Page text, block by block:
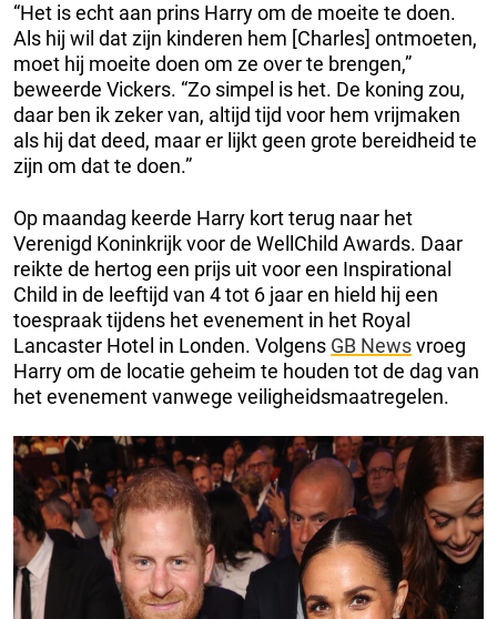
“Het is echt aan prins Harry om de moeite te doen.
Als hij wil dat zijn kinderen hem [Charles] ontmoeten,
moet hij moeite doen om ze over te brengen,”
beweerde Vickers. “Zo simpel is het. De koning zou,
daar ben ik zeker van, altijd tijd voor hem vrijmaken
als hij dat deed, maar er lijkt geen grote bereidheid te
zijn om dat te doen.”
Op maandag keerde Harry kort terug naar het
Verenigd Koninkrijk voor de WellChild Awards. Daar
reikte de hertog een prijs uit voor een Inspirational
Child in de leeftijd van 4 tot 6 jaar en hield hij een
toespraak tijdens het evenement in het Royal
Lancaster Hotel in Londen. Volgens GB Newsvroeg
Harry om de locatie geheim te houden tot de dag van
het evenement vanwege veiligheidsmaatregelen.